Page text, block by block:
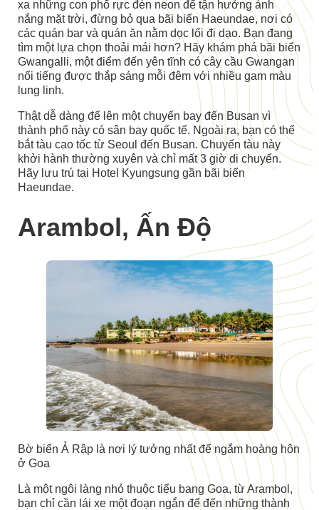
xa những con phố rực đèn neon để tận hưởng ánh
nắng mặt trời, đừng bỏ qua bãi biển Haeundae, nơi có
các quán bar và quán ăn nằm dọc lối đi dạo. Bạn đang
tìm một lựa chọn thoải mái hơn? Hãy khám phá bãi biển
Gwangalli, một điểm đến yên tĩnh có cây cầu Gwangan
nổi tiếng được thắp sáng mỗi đêm với nhiều gam màu
lung linh.
Thật dễ dàng để lên một chuyến bay đến Busan vì
thành phố này có sân bay quốc tế. Ngoài ra, bạn có thể
bắt tàu cao tốc từ Seoul đến Busan. Chuyến tàu này
khởi hành thường xuyên và chỉ mất 3 giờ di chuyển.
Hãy lưu trú tại Hotel Kyungsung gần bãi biển
Haeundae.
Arambol, Ấn Độ
Bờ biển Ả Rập là nơi lý tưởng nhất để ngắm hoàng hôn
ở Goa
Là một ngôi làng nhỏ thuộc tiểu bang Goa, từ Arambol,
bạn chỉ cần lái xe một đoạn ngắn để đến những thành